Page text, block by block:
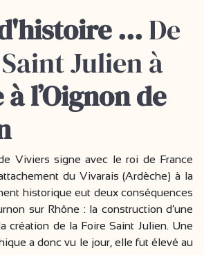
... De
Julien à
l’Oignon de
Viviers signe avec le roi de France
du Vivarais (Ardèche) à la
historique eut deux conséquences
sur Rhône : la construction d’une
création de la Foire Saint Julien. Une
a donc vu le jour, elle fut élevé au